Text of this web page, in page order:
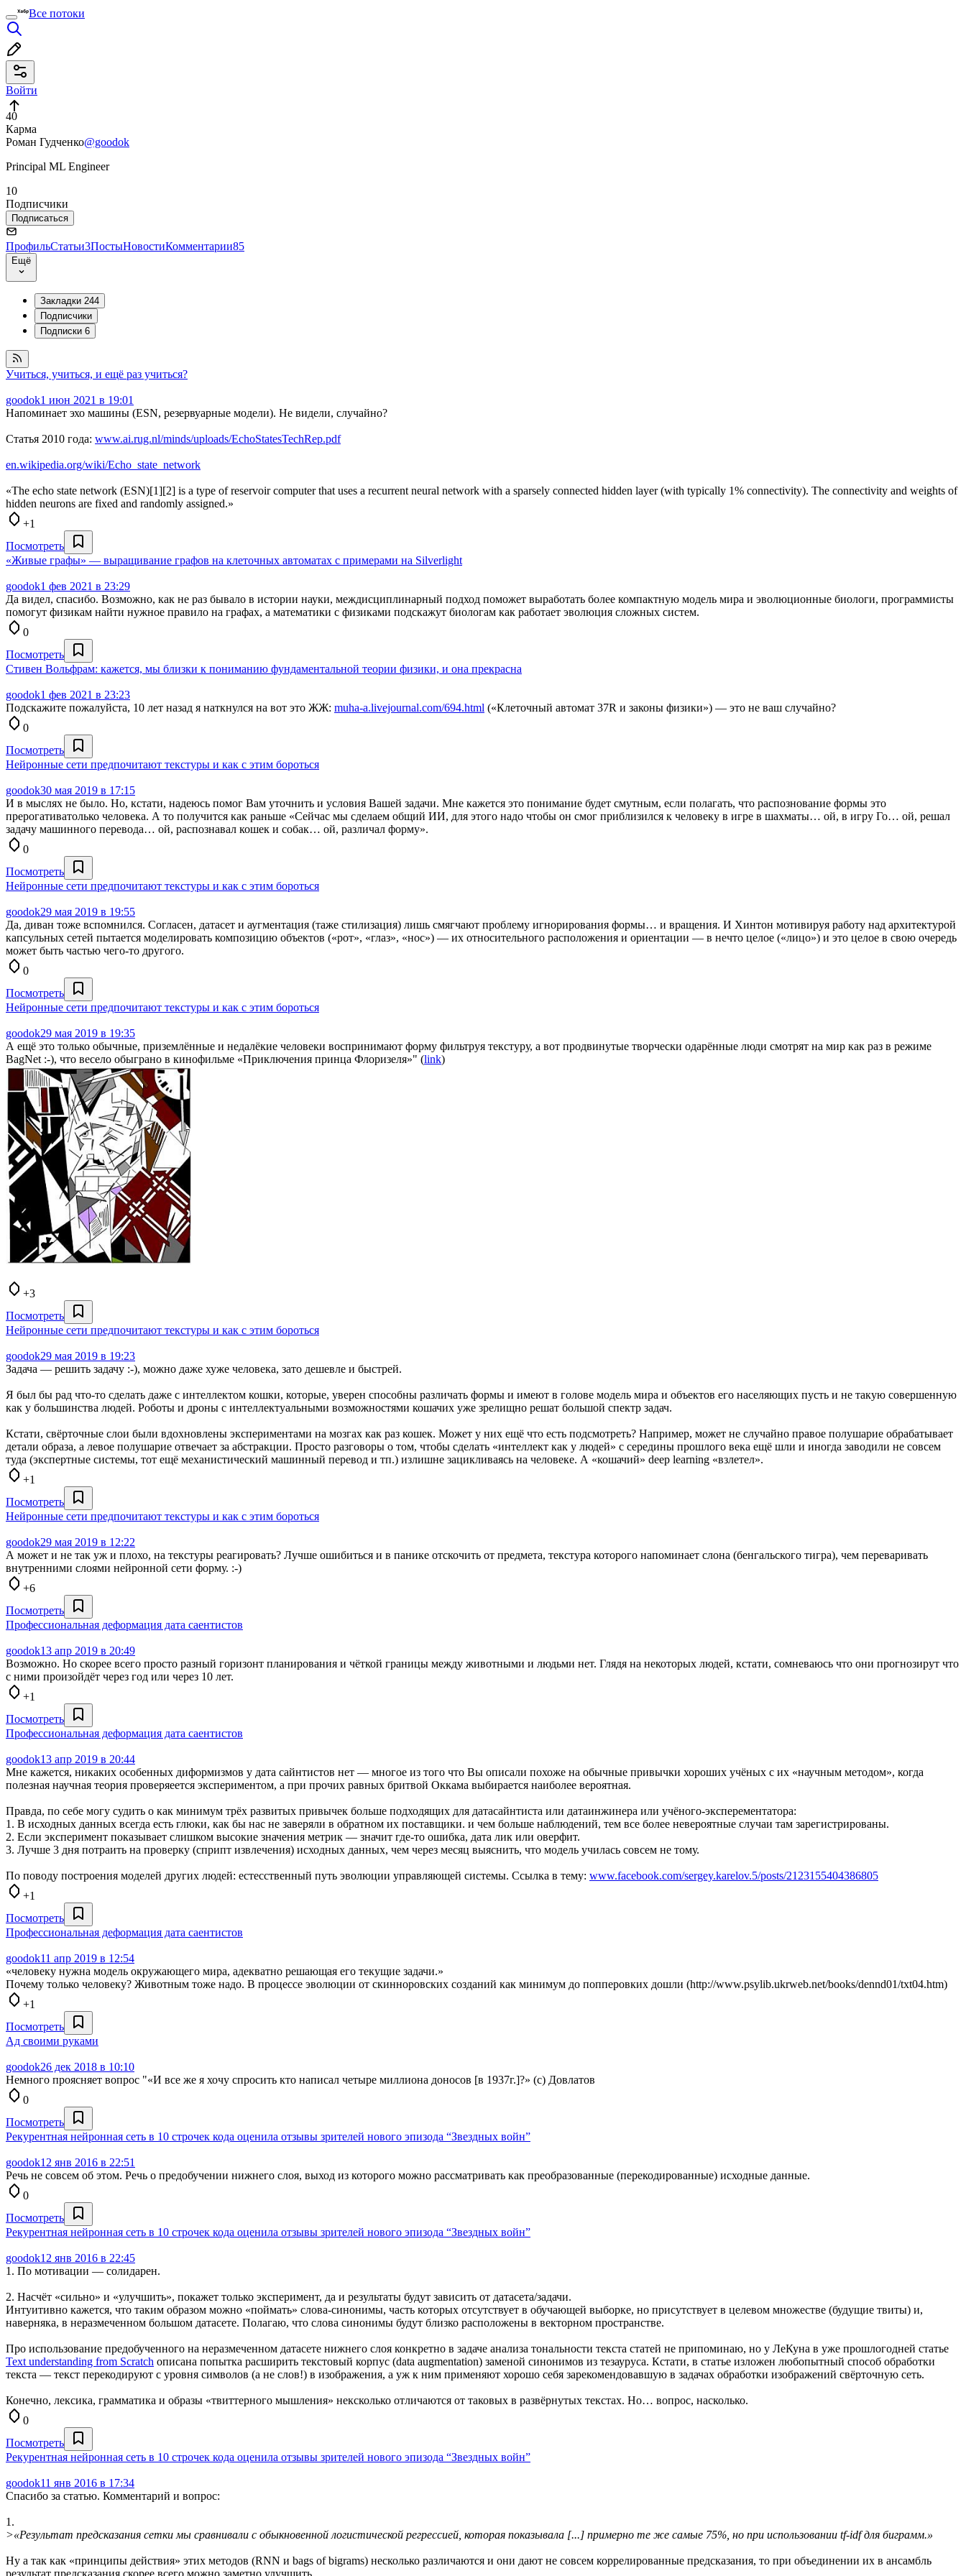
Все потоки
Войти
40
Карма
Роман Гудченко@goodok
Principal ML Engineer
10
Подписчики
Подписаться
ПрофильСтатьи3ПостыНовостиКомментарии85
Ещё
Закладки 244
Подписчики
Подписки 6
Учиться, учиться, и ещё раз учиться?
goodok1 июн 2021 в 19:01
Напоминает эхо машины (ESN, резервуарные модели). Не видели, случайно?
Статья 2010 года: www.ai.rug.nl/minds/uploads/EchoStatesTechRep.pdf
en.wikipedia.org/wiki/Echo_state_network
«The echo state network (ESN)[1][2] is a type of reservoir computer that uses a recurrent neural network with a sparsely connected hidden layer (with typically 1% connectivity). The connectivity and weights of
hidden neurons are fixed and randomly assigned.»
+1
Посмотреть
«Живые графы» — выращивание графов на клеточных автоматах с примерами на Silverlight
goodok1 фев 2021 в 23:29
Да видел, спасибо. Возможно, как не раз бывало в истории науки, междисциплинарный подход поможет выработать более компактную модель мира и эволюционные биологи, программисты
помогут физикам найти нужное правило на графах, а математики с физиками подскажут биологам как работает эволюция сложных систем.
0
Посмотреть
Стивен Вольфрам: кажется, мы близки к пониманию фундаментальной теории физики, и она прекрасна
goodok1 фев 2021 в 23:23
Подскажите пожалуйста, 10 лет назад я наткнулся на вот это ЖЖ: muha-a.livejournal.com/694.html («Клеточный автомат 37R и законы физики») — это не ваш случайно?
0
Посмотреть
Нейронные сети предпочитают текстуры и как с этим бороться
goodok30 мая 2019 в 17:15
И в мыслях не было. Но, кстати, надеюсь помог Вам уточнить и условия Вашей задачи. Мне кажется это понимание будет смутным, если полагать, что распознование формы это
прерогативатолько человека. А то получится как раньше «Сейчас мы сделаем общий ИИ, для этого надо чтобы он смог приблизился к человеку в игре в шахматы… ой, в игру Го… ой, решал
задачу машинного перевода… ой, распознавал кошек и собак… ой, различал форму».
0
Посмотреть
Нейронные сети предпочитают текстуры и как с этим бороться
goodok29 мая 2019 в 19:55
Да, диван тоже вспомнился. Согласен, датасет и аугментация (таже стилизация) лишь смягчают проблему игнорирования формы… и вращения. И Хинтон мотивируя работу над архитектурой
капсульных сетей пытается моделировать композицию объектов («рот», «глаз», «нос») — их относительного расположения и ориентации — в нечто целое («лицо») и это целое в свою очередь
может быть частью чего-то другого.
0
Посмотреть
Нейронные сети предпочитают текстуры и как с этим бороться
goodok29 мая 2019 в 19:35
А ещё это только обычные, приземлённые и недалёкие человеки воспринимают форму фильтруя текстуру, а вот продвинутые творчески одарённые люди смотрят на мир как раз в режиме
BagNet :-), что весело обыграно в кинофильме «Приключения принца Флоризеля»" (link)
+3
Посмотреть
Нейронные сети предпочитают текстуры и как с этим бороться
goodok29 мая 2019 в 19:23
Задача — решить задачу :-), можно даже хуже человека, зато дешевле и быстрей.
Я был бы рад что-то сделать даже с интеллектом кошки, которые, уверен способны различать формы и имеют в голове модель мира и объектов его населяющих пусть и не такую совершенную
как у большинства людей. Роботы и дроны с интеллектуальными возможностями кошачих уже зрелищно решат большой спектр задач.
Кстати, свёрточные слои были вдохновлены экспериментами на мозгах как раз кошек. Может у них ещё что есть подсмотреть? Например, может не случайно правое полушарие обрабатывает
детали образа, а левое полушарие отвечает за абстракции. Просто разговоры о том, чтобы сделать «интеллект как у людей» с середины прошлого века ещё шли и иногда заводили не совсем
туда (экспертные системы, тот ещё механистический машинный перевод и тп.) излишне зацикливаясь на человеке. А «кошачий» deep learning «взлетел».
+1
Посмотреть
Нейронные сети предпочитают текстуры и как с этим бороться
goodok29 мая 2019 в 12:22
А может и не так уж и плохо, на текстуры реагировать? Лучше ошибиться и в панике отскочить от предмета, текстура которого напоминает слона (бенгальского тигра), чем переваривать
внутренними слоями нейронной сети форму. :-)
+6
Посмотреть
Профессиональная деформация дата саентистов
goodok13 апр 2019 в 20:49
Возможно. Но скорее всего просто разный горизонт планирования и чёткой границы между животными и людьми нет. Глядя на некоторых людей, кстати, сомневаюсь что они прогнозирут что
с ними произойдёт через год или через 10 лет.
+1
Посмотреть
Профессиональная деформация дата саентистов
goodok13 апр 2019 в 20:44
Мне кажется, никаких особенных диформизмов у дата сайнтистов нет — многое из того что Вы описали похоже на обычные привычки хороших учёных с их «научным методом», когда
полезная научная теория проверяеется экспериментом, а при прочих равных бритвой Оккама выбирается наиболее вероятная.
Правда, по себе могу судить о как минимум трёх развитых привычек больше подходящих для датасайнтиста или датаинжинера или учёного-эксперементатора:
1. В исходных данных всегда есть глюки, как бы нас не заверяли в обратном их поставщики. и чем больше наблюдений, тем все более невероятные случаи там зарегистрированы.
2. Если эксперимент показывает слишком высокие значения метрик — значит где-то ошибка, дата лик или оверфит.
3. Лучше 3 дня потраить на проверку (сприпт извлечения) исходных данных, чем через месяц выяснить, что модель училась совсем не тому.
По поводу построения моделей других людей: естесственный путь эволюции управляющей системы. Ссылка в тему: www.facebook.com/sergey.karelov.5/posts/2123155404386805
+1
Посмотреть
Профессиональная деформация дата саентистов
goodok11 апр 2019 в 12:54
«человеку нужна модель окружающего мира, адекватно решающая его текущие задачи.»
Почему только человеку? Животным тоже надо. В процессе эволюции от скинноровских созданий как минимум до попперовких дошли (http://www.psylib.ukrweb.net/books/dennd01/txt04.htm)
+1
Посмотреть
Ад своими руками
goodok26 дек 2018 в 10:10
Немного проясняет вопрос "«И все же я хочу спросить кто написал четыре миллиона доносов [в 1937г.]?» (с) Довлатов
0
Посмотреть
Рекурентная нейронная сеть в 10 строчек кода оценила отзывы зрителей нового эпизода “Звездных войн”
goodok12 янв 2016 в 22:51
Речь не совсем об этом. Речь о предобучении нижнего слоя, выход из которого можно рассматривать как преобразованные (перекодированные) исходные данные.
0
Посмотреть
Рекурентная нейронная сеть в 10 строчек кода оценила отзывы зрителей нового эпизода “Звездных войн”
goodok12 янв 2016 в 22:45
1. По мотивации — солидарен.
2. Насчёт «сильно» и «улучшить», покажет только эксперимент, да и результаты будут зависить от датасета/задачи.
Интуитивно кажется, что таким образом можно «поймать» слова-синонимы, часть которых отсутствует в обучающей выборке, но присутствует в целевом множестве (будущие твиты) и,
наверняка, в неразмеченном большом датасете. Полагаю, что слова синонимы будут близко расположены в векторном пространстве.
Про использование предобученного на неразмеченном датасете нижнего слоя конкретно в задаче анализа тональности текста статей не припоминаю, но у ЛеКуна в уже прошлогодней статье
Text understanding from Scratch описана попытка расширить текстовый корпус (data augmentation) заменой синонимов из тезауруса. Кстати, в статье изложен любопытный способ обработки
текста — текст перекодируют с уровня символов (а не слов!) в изображения, а уж к ним применяют хорошо себя зарекомендовавшую в задачах обработки изображений свёрточную сеть.
Конечно, лексика, грамматика и образы «твиттерного мышления» нексколько отличаются от таковых в развёрнутых текстах. Но… вопрос, насколько.
0
Посмотреть
Рекурентная нейронная сеть в 10 строчек кода оценила отзывы зрителей нового эпизода “Звездных войн”
goodok11 янв 2016 в 17:34
Спасибо за статью. Комментарий и вопрос:
1.
>«Результат предсказания сетки мы сравнивали с обыкновенной логистической регрессией, которая показывала [...] примерно те же самые 75%, но при использовании tf-idf для биграмм.»
Ну а так как «принципы действия» этих методов (RNN и bags of bigrams) несколько различаются и они дают не совсем коррелированные предсказания, то при объединении их в ансамбль
результат предсказания скорее всего можно заметно улучшить